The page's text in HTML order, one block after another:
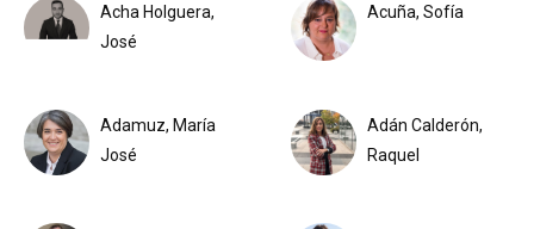
Acha Holguera,
José
Acuña, Sofía
Adamuz, María
José
Adán Calderón,
Raquel